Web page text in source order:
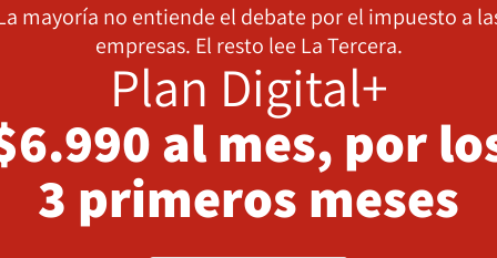
mayoría no entiende el debate por el impuesto a
empresas. El resto lee La Tercera.
Plan Digital+
al mes, por
3 primeros meses